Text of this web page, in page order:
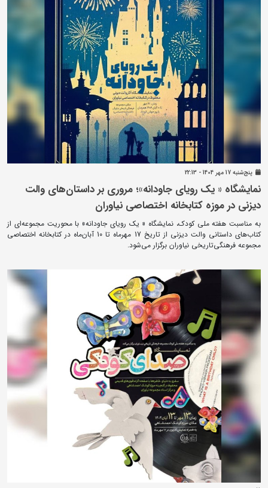
پنج‌شنبه 17 مهر 1404 - 22:13
نمایشگاه « یک رویای جاودانه»؛ مروری بر داستان‌های والت
دیزنی در موزه کتابخانه اختصاصی نیاوران
به مناسبت هفته ملی کودک، نمایشگاه « یک رویای جاودانه» با محوریت مجموعه‌ای از
کتاب‌های داستانی والت دیزنی از تاریخ 17 مهرماه تا 10 آبان‌ماه در کتابخانه اختصاصی
مجموعه فرهنگی‌تاریخی نیاوران برگزار می‌شود.